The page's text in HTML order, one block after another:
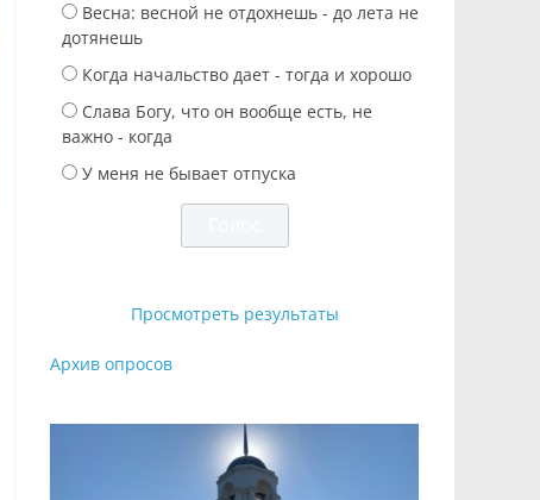
Весна: весной не отдохнешь - до лета не
дотянешь
Когда начальство дает - тогда и хорошо
Слава Богу, что он вообще есть, не
важно - когда
У меня не бывает отпуска
Просмотреть результаты
Архив опросов